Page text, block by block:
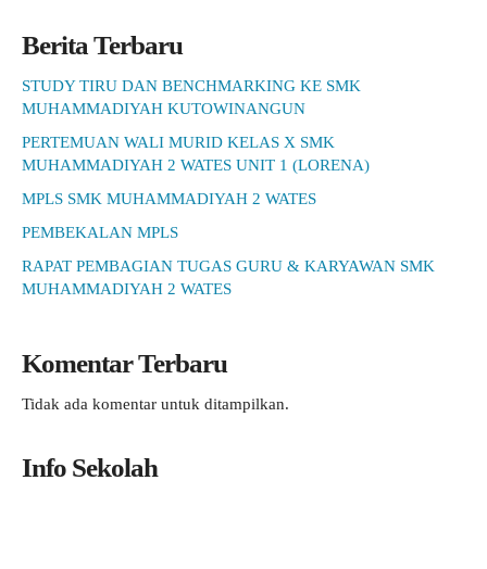
Berita Terbaru
STUDY TIRU DAN BENCHMARKING KE SMK
MUHAMMADIYAH KUTOWINANGUN
PERTEMUAN WALI MURID KELAS X SMK
MUHAMMADIYAH 2 WATES UNIT 1 (LORENA)
MPLS SMK MUHAMMADIYAH 2 WATES
PEMBEKALAN MPLS
RAPAT PEMBAGIAN TUGAS GURU & KARYAWAN SMK
MUHAMMADIYAH 2 WATES
Komentar Terbaru
Tidak ada komentar untuk ditampilkan.
Info Sekolah